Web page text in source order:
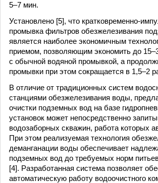
5–7 мин.
Установлено [5], что кратковременно-
промывка фильтров обезжелезивания
является наиболее экономичным
приемом, позволяющим экономить до
с обычной водяной промывкой, а
промывки при этом сокращается в 1,5–2
В отличие от традиционных систем
станциями обезжелезивания воды,
очистки подземных вод на базе
установок может непосредственно
водозаборных скважин, работа которых
При этом реализуемая технология
деманганации воды обеспечивает
подземных вод до требуемых норм
[4]. Разработанная система позволяет
автоматическую работу водоочистного